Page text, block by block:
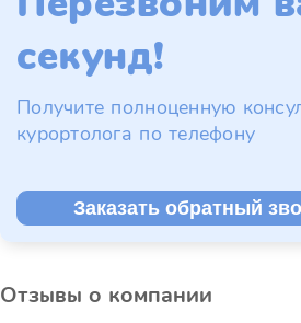
секунд!
Получите полноценную
курортолога по телефону
Заказать обратный
Отзывы о компании